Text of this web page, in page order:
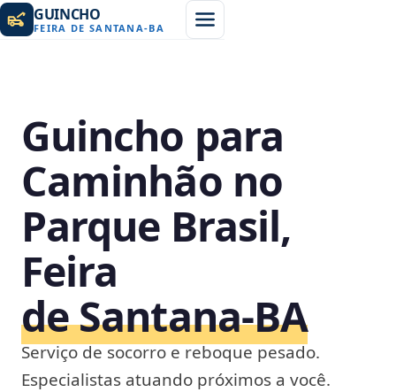
GUINCHO
FEIRA DE SANTANA-BA
Guincho para
Caminhão no
Parque Brasil,
Feira
de Santana‑BA
Serviço de socorro e reboque pesado.
Especialistas atuando próximos a você.